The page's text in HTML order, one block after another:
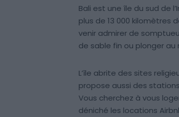
Bali est une île du sud de
plus de 13 000 kilomètres
venir admirer de
de sable fin ou plonger au
L’île abrite des sites
propose aussi des
Vous cherchez à vous
déniché les locations